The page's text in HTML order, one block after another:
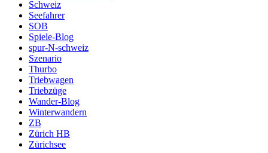
Schweiz
Seefahrer
SOB
Spiele-Blog
spur-N-schweiz
Szenario
Thurbo
Triebwagen
Triebzüge
Wander-Blog
Winterwandern
ZB
Zürich HB
Zürichsee